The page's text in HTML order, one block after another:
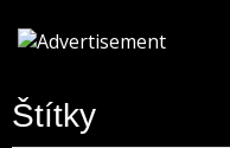
Štítky